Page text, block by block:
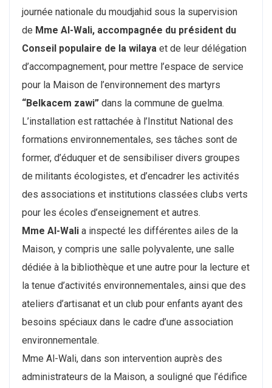
journée nationale du moudjahid sous la supervision
de Mme Al-Wali, accompagnée du président du
Conseil populaire de la wilaya et de leur délégation
d’accompagnement, pour mettre l’espace de service
pour la Maison de l’environnement des martyrs
“Belkacem zawi” dans la commune de guelma.
L’installation est rattachée à l’Institut National des
formations environnementales, ses tâches sont de
former, d’éduquer et de sensibiliser divers groupes
de militants écologistes, et d’encadrer les activités
des associations et institutions classées clubs verts
pour les écoles d’enseignement et autres.
Mme Al-Wali a inspecté les différentes ailes de la
Maison, y compris une salle polyvalente, une salle
dédiée à la bibliothèque et une autre pour la lecture et
la tenue d’activités environnementales, ainsi que des
ateliers d’artisanat et un club pour enfants ayant des
besoins spéciaux dans le cadre d’une association
environnementale.
Mme Al-Wali, dans son intervention auprès des
administrateurs de la Maison, a souligné que l’édifice